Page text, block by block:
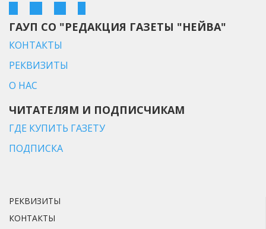
ГАУП СО "РЕДАКЦИЯ ГАЗЕТЫ "НЕЙВА"
КОНТАКТЫ
РЕКВИЗИТЫ
О НАС
ЧИТАТЕЛЯМ И ПОДПИСЧИКАМ
ГДЕ КУПИТЬ ГАЗЕТУ
ПОДПИСКА
РЕКВИЗИТЫ
КОНТАКТЫ